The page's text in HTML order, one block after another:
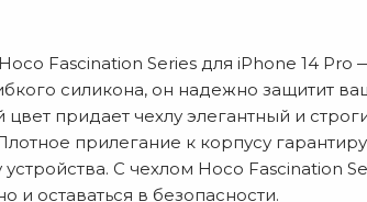
Fascination Series для iPhone 14 Pro
силикона, он надежно защитит
придает чехлу элегантный и
прилегание к корпусу
С чехлом Hoco Fascination
и оставаться в безопасности.